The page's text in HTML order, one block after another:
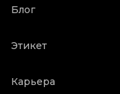
Блог
Этикет
Карьера